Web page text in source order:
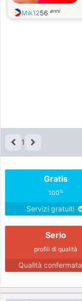
Mik1256 anni
1
Gratis
100%
Servizi gratuiti
Serio
profili di qualità
Qualità confermata